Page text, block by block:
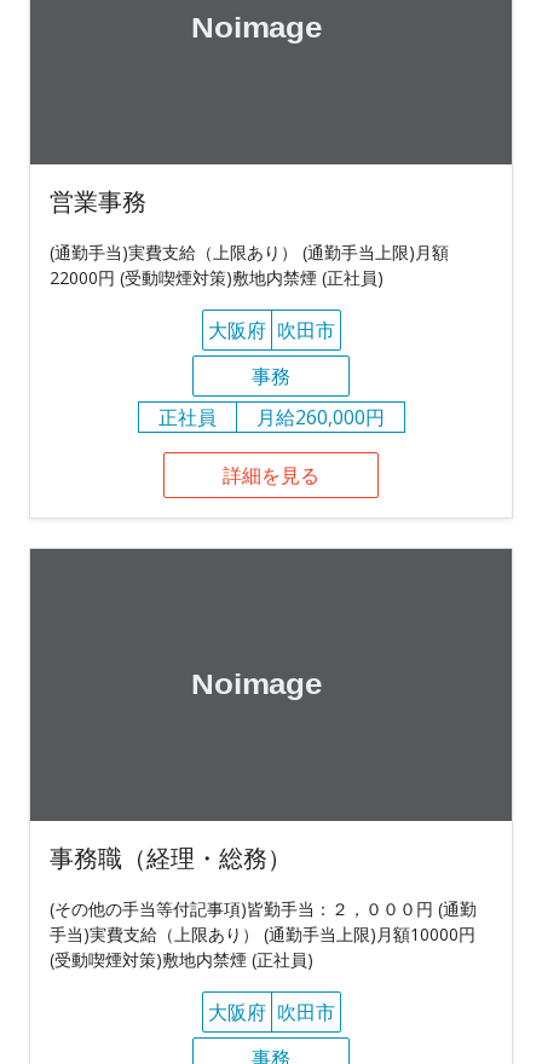
営業事務
(通勤手当)実費支給（上限あり） (通勤手当上限)月額
22000円 (受動喫煙対策)敷地内禁煙 (正社員)
大阪府 吹田市
事務
正社員
月給260,000円
詳細を見る
事務職（経理・総務）
(その他の手当等付記事項)皆勤手当：２，０００円 (通勤
手当)実費支給（上限あり） (通勤手当上限)月額10000円
(受動喫煙対策)敷地内禁煙 (正社員)
大阪府 吹田市
事務